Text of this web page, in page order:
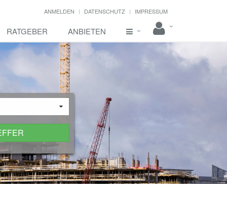
ANMELDEN DATENSCHUTZ IMPRESSUM
RATGEBER ANBIETEN